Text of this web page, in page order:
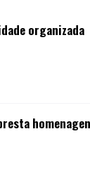
organizada